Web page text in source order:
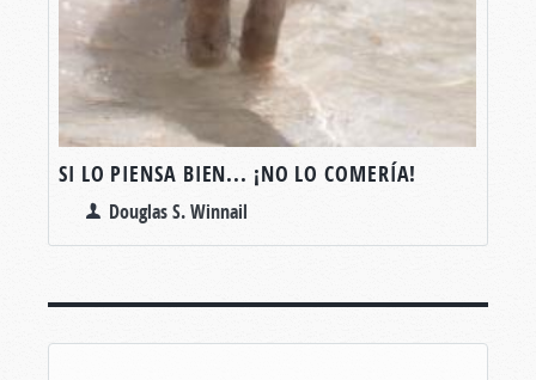
SI LO PIENSA BIEN... ¡NO LO COMERÍA!
Douglas S. Winnail